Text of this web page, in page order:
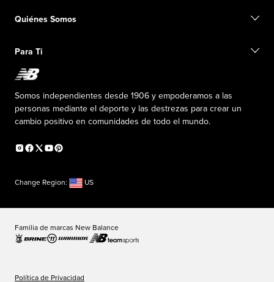
Conviértete en miembro
Tarjetas de regalo
Exclusiones de ventas
Reconsidered
Quiénes Somos
Liderazgo responsable
Fundación New Balance
Carreras
La PISTA en New Balance
Sala de prensa
Información sobre el plan médico
Para Ti
Descuentos especiales
Programa de afiliados
Productos falsificados
Declaración de accesibilidad
Somos independientes desde 1906 y empoderamos a las
personas mediante el deporte y las destrezas para crear un
cambio positivo en comunidades de todo el mundo.
Change Region: US
Familia de marcas New Balance
Política de Privacidad